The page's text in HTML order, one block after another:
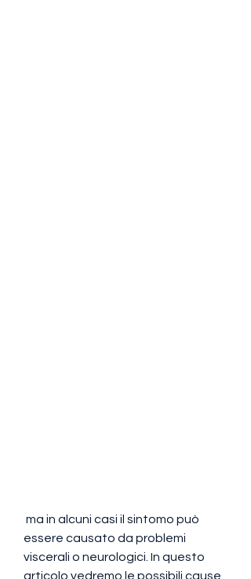
essere causato da problemi
viscerali o neurologici. In questo
articolo vedremo le possibili cause